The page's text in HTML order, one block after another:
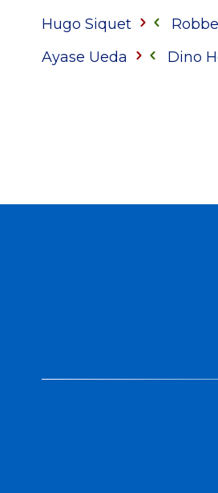
Hugo Siquet
Ayase Ueda
Dino